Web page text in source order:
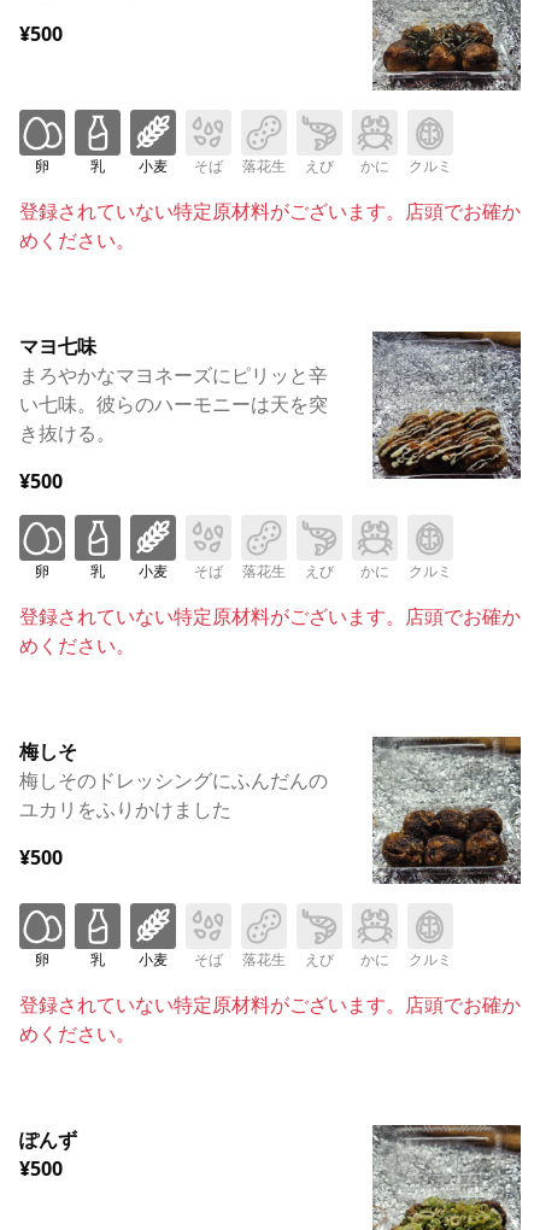
¥500
卵 乳 小麦 そば 落花生 えび かに クルミ
登録されていない特定原材料がございます。店頭でお確か
めください。
マヨ七味
まろやかなマヨネーズにピリッと辛
い七味。彼らのハーモニーは天を突
き抜ける。
¥500
卵 乳 小麦 そば 落花生 えび かに クルミ
登録されていない特定原材料がございます。店頭でお確か
めください。
梅しそ
梅しそのドレッシングにふんだんの
ユカリをふりかけました
¥500
卵 乳 小麦 そば 落花生 えび かに クルミ
登録されていない特定原材料がございます。店頭でお確か
めください。
ぽんず
¥500